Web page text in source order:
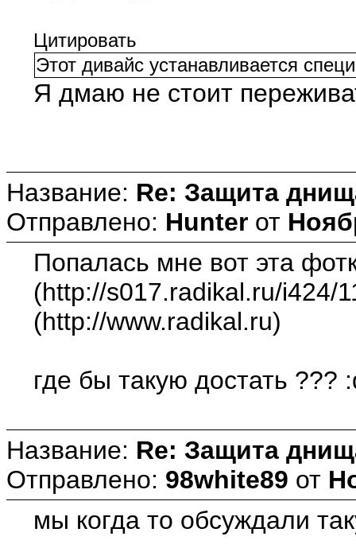
Цитировать
Этот дивайс устанавливается
Я дмаю не стоит
Название: Re: Защита
Отправлено: Hunter от
Попалась мне вот эта
(http://s017.radikal.ru/i424/
(http://www.radikal.ru)
где бы такую достать ???
Название: Re: Защита
Отправлено: 98white89 от
мы когда то обсуждали